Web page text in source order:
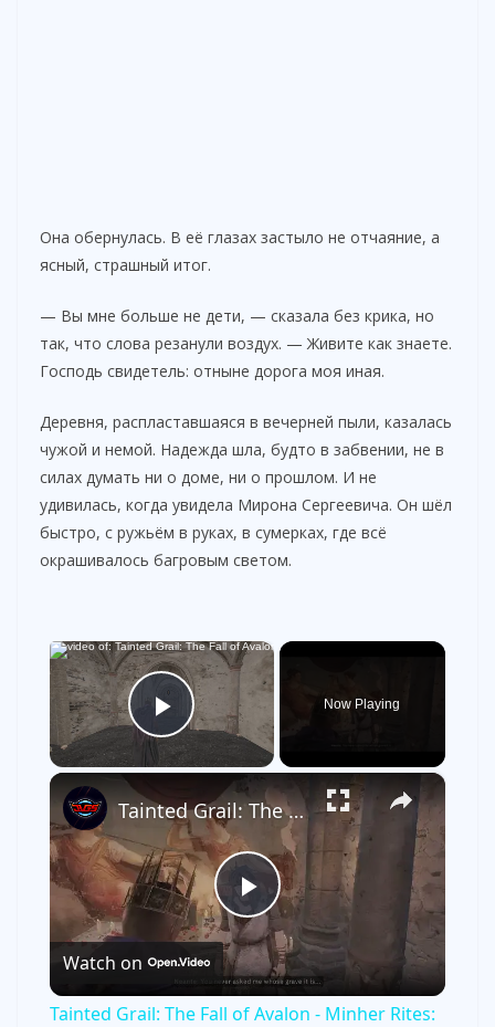
Она обернулась. В её глазах застыло не отчаяние, а
ясный, страшный итог.
— Вы мне больше не дети, — сказала без крика, но
так, что слова резанули воздух. — Живите как знаете.
Господь свидетель: отныне дорога моя иная.
Деревня, распластавшаяся в вечерней пыли, казалась
чужой и немой. Надежда шла, будто в забвении, не в
силах думать ни о доме, ни о прошлом. И не
удивилась, когда увидела Мирона Сергеевича. Он шёл
быстро, с ружьём в руках, в сумерках, где всё
окрашивалось багровым светом.
×
Play Video
Now Playing
×
P
l
Tainted Grail: The Fall of Avalon - Minher Rites: Talk To Neante About The Corrupted Temple Gameplay
Watch on
Tainted Grail: The Fall of Avalon - Minher Rites: